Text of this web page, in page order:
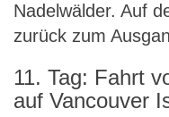
Nadelwälder. Auf
zurück zum
11. Tag: Fahrt
auf Vancouver